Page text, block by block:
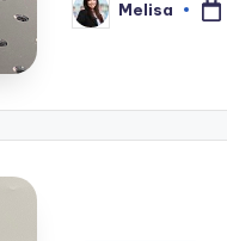
Posted
by
Melisa